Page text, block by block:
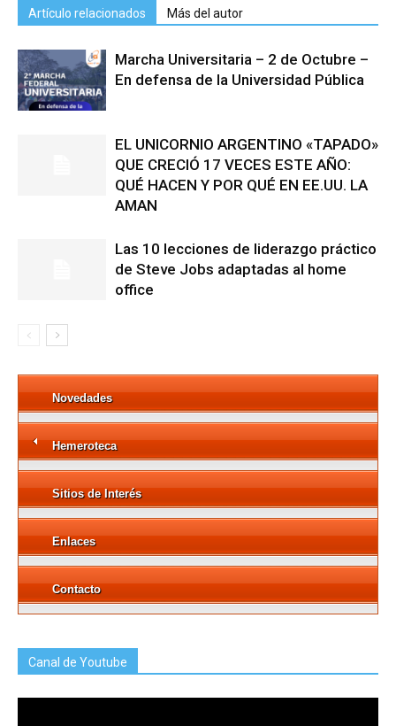
Artículo relacionados Más del autor
Marcha Universitaria – 2 de Octubre –
En defensa de la Universidad Pública
EL UNICORNIO ARGENTINO «TAPADO»
QUE CRECIÓ 17 VECES ESTE AÑO:
QUÉ HACEN Y POR QUÉ EN EE.UU. LA
AMAN
Las 10 lecciones de liderazgo práctico
de Steve Jobs adaptadas al home
office
Novedades
Hemeroteca
Sitios de Interés
Enlaces
Contacto
Canal de Youtube